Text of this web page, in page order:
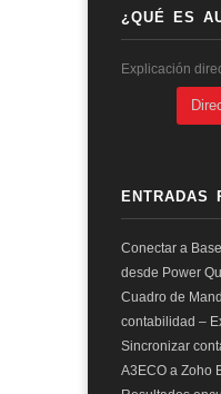
¿QUÉ ES
Explicación
ENTRADAS
Conectar a
desde Power
Cuadro de
contabilidad –
Sincronizar
A3ECO a Zoho